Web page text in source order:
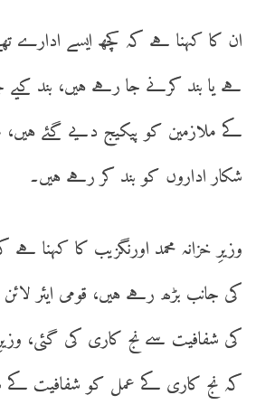
ان کا کہنا ہے کہ کچھ ایسے ادارے
ہے یا بند کرنے جا رہے ہیں، بند
کے ملازمین کو پیکیج دیے گئے
شکار اداروں کو بند کر رہے ہیں۔
وزیرِ خزانہ محمد اورنگزیب کا کہنا ہے
کی جانب بڑھ رہے ہیں، قومی ایئر
کی شفافیت سے نج کاری کی گئی،
کہ نج کاری کے عمل کو شفافیت کے